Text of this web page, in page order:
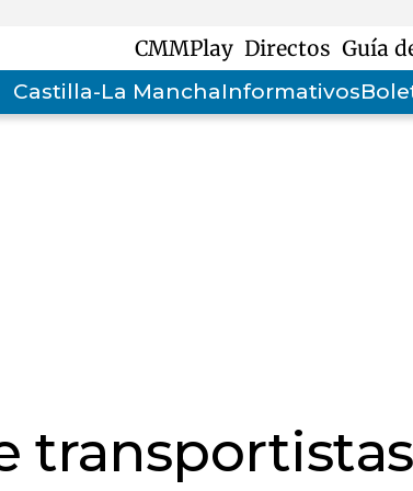
CMMPlay Directos Guía
Castilla-La ManchaInformativos